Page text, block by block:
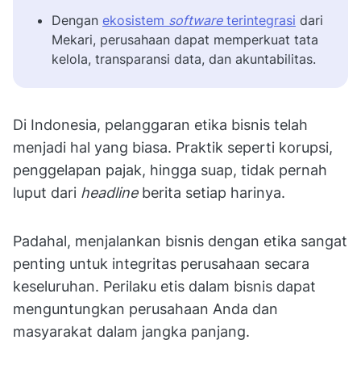
Dengan ekosistem softwareterintegrasi dari
Mekari, perusahaan dapat memperkuat tata
kelola, transparansi data, dan akuntabilitas.
Di Indonesia, pelanggaran etika bisnis telah
menjadi hal yang biasa. Praktik seperti korupsi,
penggelapan pajak, hingga suap, tidak pernah
luput dari headline berita setiap harinya.
Padahal, menjalankan bisnis dengan etika sangat
penting untuk integritas perusahaan secara
keseluruhan. Perilaku etis dalam bisnis dapat
menguntungkan perusahaan Anda dan
masyarakat dalam jangka panjang.